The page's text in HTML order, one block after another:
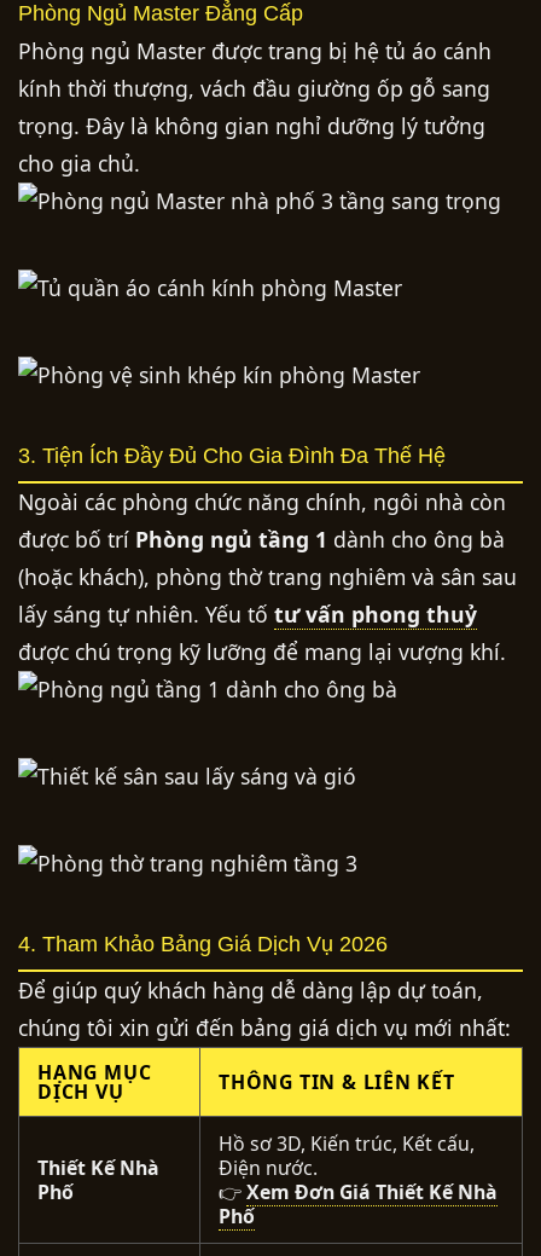
Phòng Ngủ Master Đẳng Cấp
Phòng ngủ Master được trang bị hệ tủ áo cánh
kính thời thượng, vách đầu giường ốp gỗ sang
trọng. Đây là không gian nghỉ dưỡng lý tưởng
cho gia chủ.
3. Tiện Ích Đầy Đủ Cho Gia Đình Đa Thế Hệ
Ngoài các phòng chức năng chính, ngôi nhà còn
được bố trí Phòng ngủ tầng 1 dành cho ông bà
(hoặc khách), phòng thờ trang nghiêm và sân sau
lấy sáng tự nhiên. Yếu tố tư vấn phong thuỷ
được chú trọng kỹ lưỡng để mang lại vượng khí.
4. Tham Khảo Bảng Giá Dịch Vụ 2026
Để giúp quý khách hàng dễ dàng lập dự toán,
chúng tôi xin gửi đến bảng giá dịch vụ mới nhất:
HẠNG MỤC
DỊCH VỤ THÔNG TIN & LIÊN KẾT
Thiết Kế Nhà
Phố
Hồ sơ 3D, Kiến trúc, Kết cấu,
Điện nước.
👉Xem Đơn Giá Thiết Kế Nhà
Phố